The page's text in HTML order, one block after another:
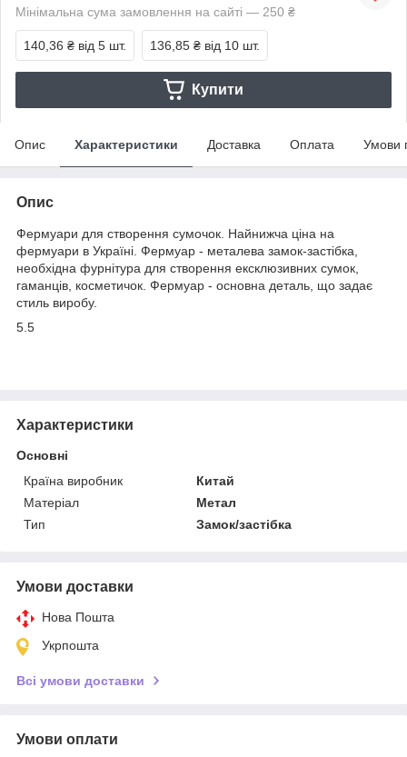
Мінімальна сума замовлення на сайті — 250 ₴
140,36 ₴ від 5 шт. 136,85 ₴ від 10 шт.
Купити
Опис Характеристики Доставка Оплата Умови
Опис
Фермуари для створення сумочок. Найнижча ціна на
фермуари в Україні. Фермуар - металева замок-застібка,
необхідна фурнітура для створення ексклюзивних сумок,
гаманців, косметичок. Фермуар - основна деталь, що задає
стиль виробу.
5.5
Характеристики
Основні
Країна виробник
Китай
Матеріал
Метал
Тип
Замок/застібка
Умови доставки
Нова Пошта
Укрпошта
Всі умови доставки
Умови оплати